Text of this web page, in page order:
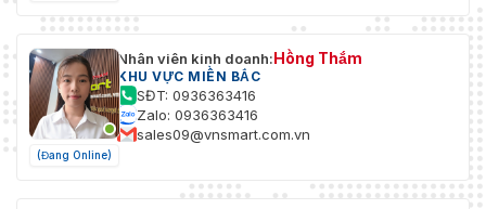
(Đang Online)
Nhân viên kinh doanh:Hồng Thắm
KHU VỰC MIỀN BẮC
SĐT: 0936363416
Zalo: 0936363416
sales09@vnsmart.com.vn